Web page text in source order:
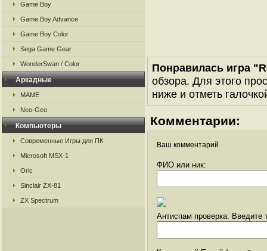
Game Boy
Game Boy Advance
Game Boy Color
Sega Game Gear
WonderSwan / Color
Аркадные
MAME
Neo-Geo
Компьютеры
Современные Игры для ПК
Microsoft MSX-1
Oric
Sinclair ZX-81
ZX Spectrum
Понравилась игра
обзора. Для этого
ниже и отметь
Комментарии:
Ваш комментарий
ФИО или ник:
Антиспам проверка: Введите